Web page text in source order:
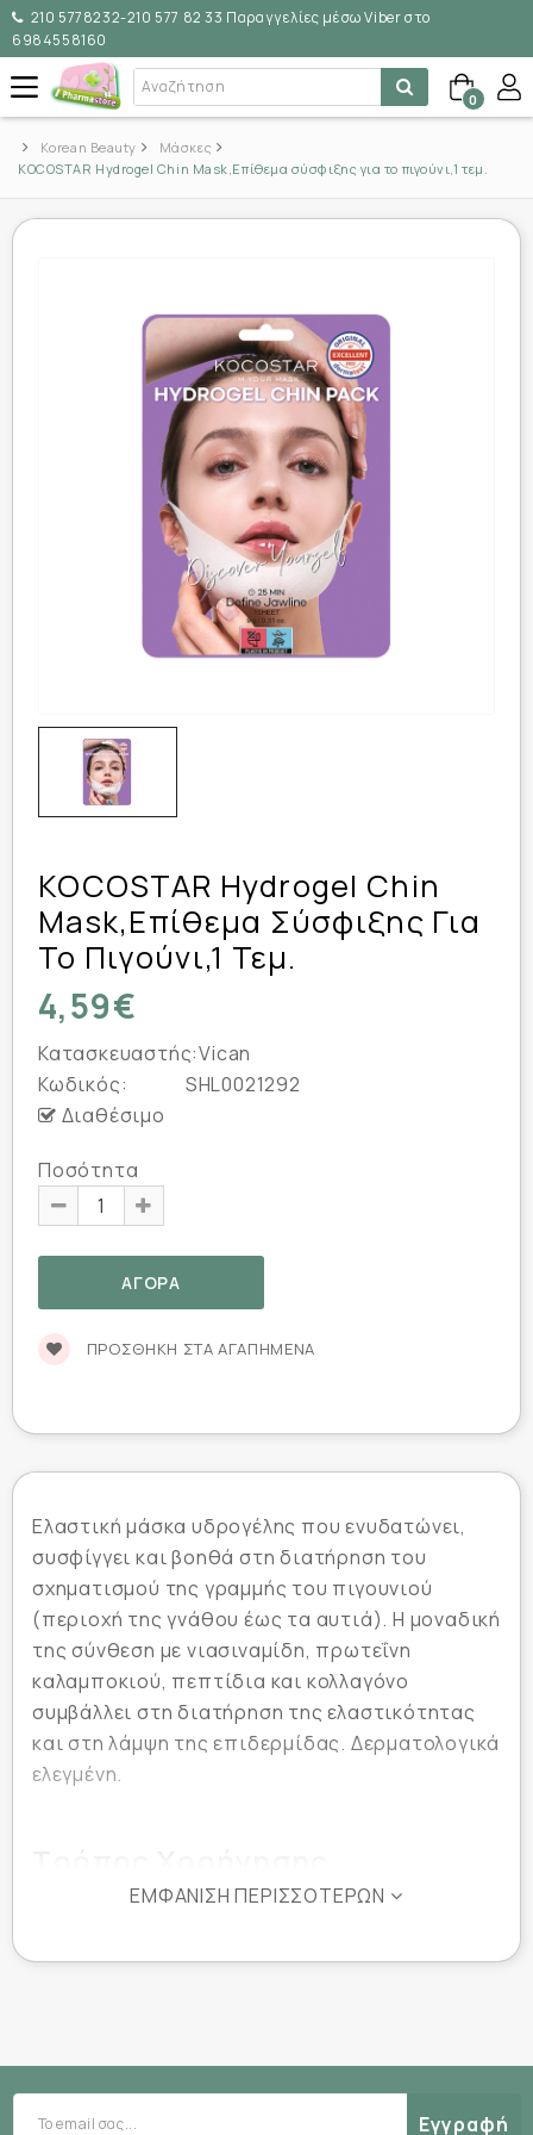
210 5778232-210 577 82 33 Παραγγελίες μέσω Viber στο
6984558160
0
Korean Beauty
Μάσκες
KOCOSTAR Hydrogel Chin Mask,Επίθεμα σύσφιξης για το πιγούνι,1 τεμ.
KOCOSTAR Hydrogel Chin
Mask,Επίθεμα Σύσφιξης Για
Το Πιγούνι,1 Τεμ.
4,59€
Κατασκευαστής:Vican
Κωδικός:
SHL0021292
Διαθέσιμο
Ποσότητα
ΠΡΟΣΘΉΚΗ ΣΤΑ ΑΓΑΠΗΜΈΝΑ
Ελαστική μάσκα υδρογέλης που ενυδατώνει,
συσφίγγει και βοηθά στη διατήρηση του
σχηματισμού της γραμμής του πιγουνιού
(περιοχή της γνάθου έως τα αυτιά). Η μοναδική
της σύνθεση με νιασιναμίδη, πρωτεΐνη
καλαμποκιού, πεπτίδια και κολλαγόνο
συμβάλλει στη διατήρηση της ελαστικότητας
και στη λάμψη της επιδερμίδας. Δερματολογικά
ελεγμένη.
Αφαιρέστε το προστατευτικό φιλμ και
μάσκα μετά από 25 λεπτά.
ΕΜΦΆΝΙΣΗ ΠΕΡΙΣΣΌΤΕΡΩΝ
Εγγραφή